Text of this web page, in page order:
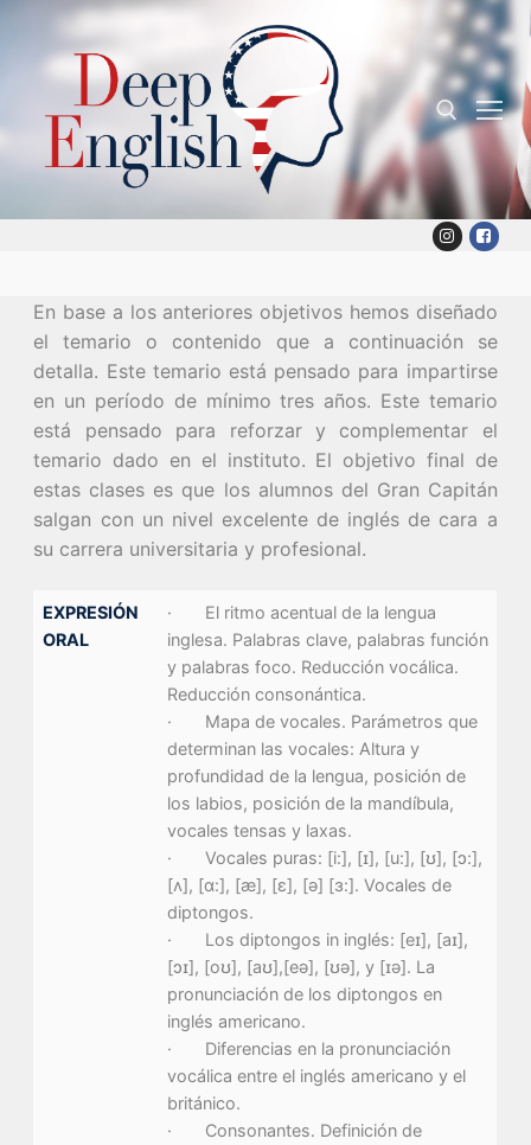
En base a los anteriores objetivos hemos diseñado
el temario o contenido que a continuación se
detalla. Este temario está pensado para impartirse
en un período de mínimo tres años. Este temario
está pensado para reforzar y complementar el
temario dado en el instituto. El objetivo final de
estas clases es que los alumnos del Gran Capitán
salgan con un nivel excelente de inglés de cara a
su carrera universitaria y profesional.
EXPRESIÓN
ORAL
· El ritmo acentual de la lengua
inglesa. Palabras clave, palabras función
y palabras foco. Reducción vocálica.
Reducción consonántica.
· Mapa de vocales. Parámetros que
determinan las vocales: Altura y
profundidad de la lengua, posición de
los labios, posición de la mandíbula,
vocales tensas y laxas.
· Vocales puras: [i:], [ɪ], [u:], [ʊ], [ɔ:],
[ʌ], [ɑ:], [æ], [ɛ], [ə] [ɜ:]. Vocales de
diptongos.
· Los diptongos in inglés: [eɪ], [aɪ],
[ɔɪ], [oʊ], [aʊ],[eə], [ʊə], y [ɪə]. La
pronunciación de los diptongos en
inglés americano.
· Diferencias en la pronunciación
vocálica entre el inglés americano y el
británico.
· Consonantes. Definición de